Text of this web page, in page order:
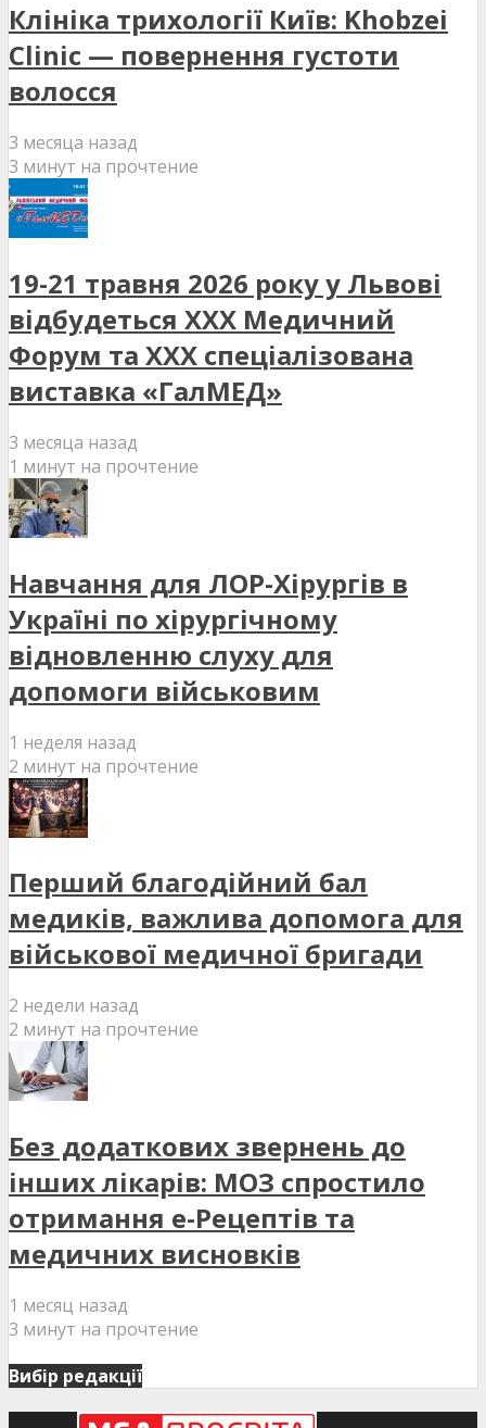
Клініка трихології Київ: Khobzei
Clinic — повернення густоти
волосся
3 месяца назад
3 минут на прочтение
19-21 травня 2026 року у Львові
відбудеться XXX Медичний
Форум та XXX спеціалізована
виставка «ГалМЕД»
3 месяца назад
1 минут на прочтение
Навчання для ЛОР-Хірургів в
Україні по хірургічному
відновленню слуху для
допомоги військовим
1 неделя назад
2 минут на прочтение
Перший благодійний бал
медиків, важлива допомога для
військової медичної бригади
2 недели назад
2 минут на прочтение
Без додаткових звернень до
інших лікарів: МОЗ спростило
отримання е-Рецептів та
медичних висновків
1 месяц назад
3 минут на прочтение
Вибір редакції